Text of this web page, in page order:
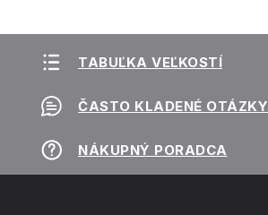
TABUĽKA VEĽKOSTÍ
ČASTO KLADENÉ OTÁZKY
NÁKUPNÝ PORADCA